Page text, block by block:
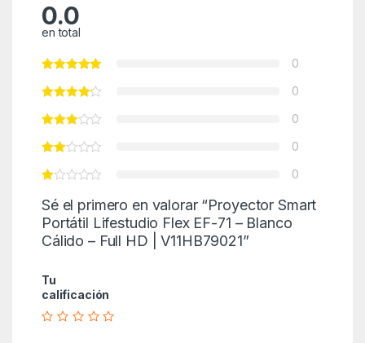
0.0
en total
0
0
0
0
0
Sé el primero en valorar “Proyector Smart
Portátil Lifestudio Flex EF-71 – Blanco
Cálido – Full HD | V11HB79021”
Tu
calificación